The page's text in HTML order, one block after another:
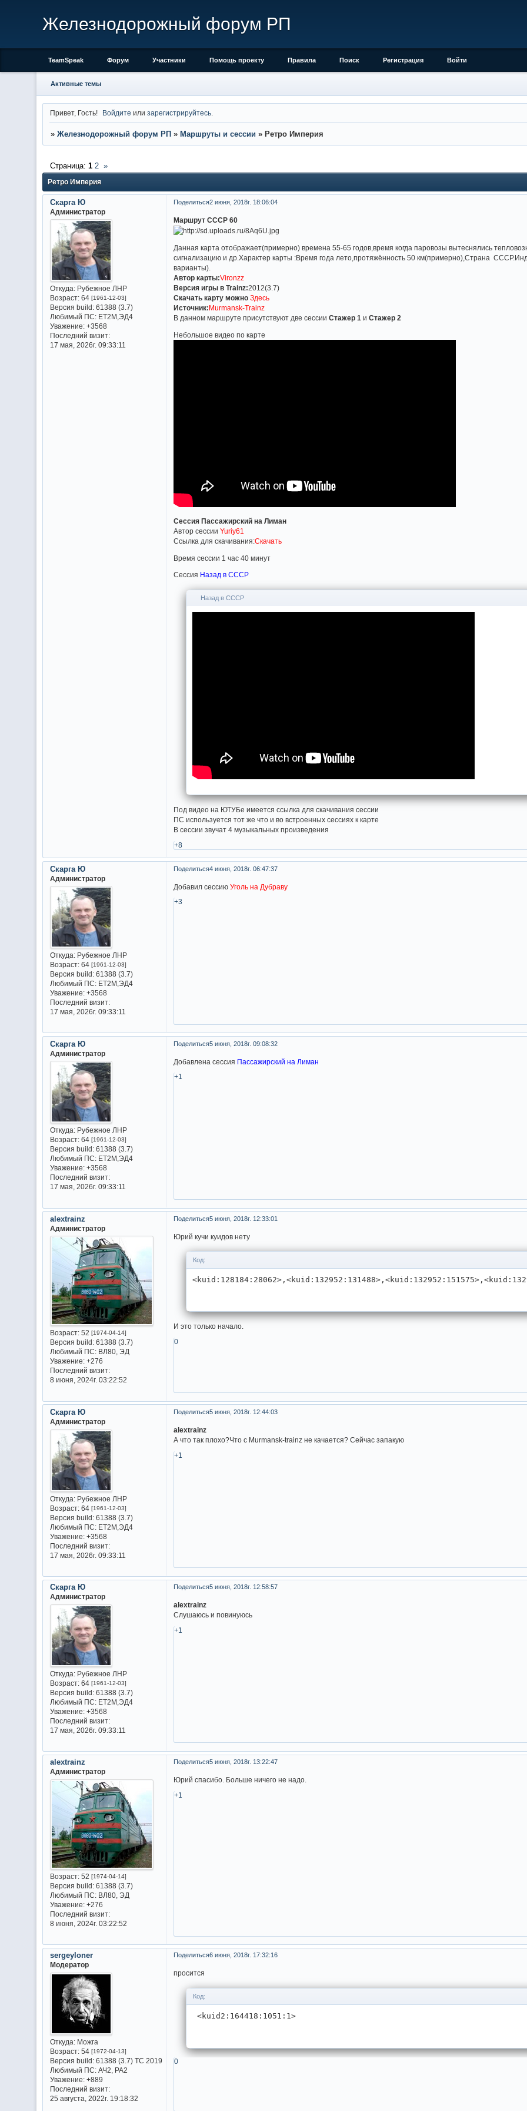
Железнодорожный форум РП
TeamSpeak Форум Участники Помощь проекту Правила Поиск Регистрация Войти
Активные темы
Привет, Гость! Войдите илизарегистрируйтесь
» Железнодорожный форум РП » Маршруты и сессии » Ретро Империя
Ретро Империя
Страница: 1 2 »
Поделиться2 июня, 2018г. 18:06:04
Скарга Ю
Администратор
Откуда:Рубежное ЛНР
Возраст:64 [1961-12-03]
Версия build:61388 (3.7)
Любимый ПС:ET2M,ЭД4
Уважение: +3568
Последний визит:
17 мая, 2026г. 09:33:11
Маршрут СССР 60
Данная карта отображает(примерно) времена 55-65 годов,время когда паровозы вытеснялись
сигнализацию и др.Характер карты :Время года лето,протяжённость 50 км(примерно),Страна
варианты).
Автор карты:Vironzz
Версия игры в Trainz:2012(3.7)
Скачать карту можно Здесь
Источник:Murmansk-Trainz
В данном маршруте присутствуют две сессииСтажер 1 иСтажер 2
Небольшое видео по карте
Сессия Пассажирский на Лиман
Автор сессииYuriy61
Ссылка для скачивания:Скачать
Время сессии 1 час 40 минут
Сессия Назад в СССР
Назад в СССР
Под видео на ЮТУБе имеется ссылка для скачивания сессии
ПС используется тот же что и во встроенных сессиях к карте
В сессии звучат 4 музыкальных произведения
+8
Поделиться4 июня, 2018г. 06:47:37
Скарга Ю
Администратор
Откуда:Рубежное ЛНР
Возраст:64 [1961-12-03]
Версия build:61388 (3.7)
Любимый ПС:ET2M,ЭД4
Уважение: +3568
Последний визит:
17 мая, 2026г. 09:33:11
Добавил сессиюУголь на Дубраву
+3
Поделиться5 июня, 2018г. 09:08:32
Скарга Ю
Администратор
Откуда:Рубежное ЛНР
Возраст:64 [1961-12-03]
Версия build:61388 (3.7)
Любимый ПС:ET2M,ЭД4
Уважение: +3568
Последний визит:
17 мая, 2026г. 09:33:11
Добавлена сессия Пассажирский на Лиман
+1
Поделиться5 июня, 2018г. 12:33:01
alextrainz
Администратор
Возраст:52 [1974-04-14]
Версия build:61388 (3.7)
Любимый ПС:ВЛ80, ЭД
Уважение: +276
Последний визит:
8 июня, 2024г. 03:22:52
Юрий кучи куидов нету
Код:
И это только начало.
0
Поделиться5 июня, 2018г. 12:44:03
Скарга Ю
Администратор
Откуда:Рубежное ЛНР
Возраст:64 [1961-12-03]
Версия build:61388 (3.7)
Любимый ПС:ET2M,ЭД4
Уважение: +3568
Последний визит:
17 мая, 2026г. 09:33:11
alextrainz
А что так плохо?Что с Murmansk-trainz не качается? Сейчас запакую
+1
Поделиться5 июня, 2018г. 12:58:57
Скарга Ю
Администратор
Откуда:Рубежное ЛНР
Возраст:64 [1961-12-03]
Версия build:61388 (3.7)
Любимый ПС:ET2M,ЭД4
Уважение: +3568
Последний визит:
17 мая, 2026г. 09:33:11
alextrainz
Слушаюсь и повинуюсь
+1
Поделиться5 июня, 2018г. 13:22:47
alextrainz
Администратор
Возраст:52 [1974-04-14]
Версия build:61388 (3.7)
Любимый ПС:ВЛ80, ЭД
Уважение: +276
Последний визит:
8 июня, 2024г. 03:22:52
Юрий спасибо. Больше ничего не надо.
+1
Поделиться6 июня, 2018г. 17:32:16
sergeyloner
Модератор
Откуда:Можга
Возраст:54 [1972-04-13]
Версия build:61388 (3.7) ТС 2019
Любимый ПС:АЧ2, РА2
Уважение: +889
Последний визит:
25 августа, 2022г. 19:18:32
просится
Код:
<kuid2:164418:1051:1>
0